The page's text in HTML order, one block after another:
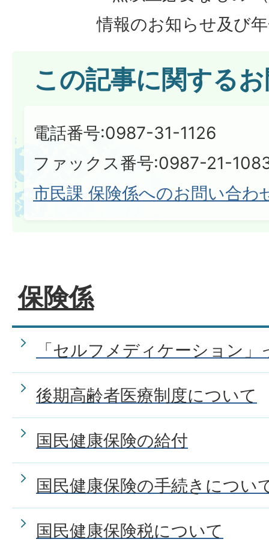
情報のお知らせ及び
この記事に関する
電話番号:0987-31-1126
ファックス番号:0987-21-
市民課 保険係へのお問い合わ
保険係
「セルフメディケーション」
後期高齢者医療制度について
国民健康保険の給付
国民健康保険の手続きについ
国民健康保険税について